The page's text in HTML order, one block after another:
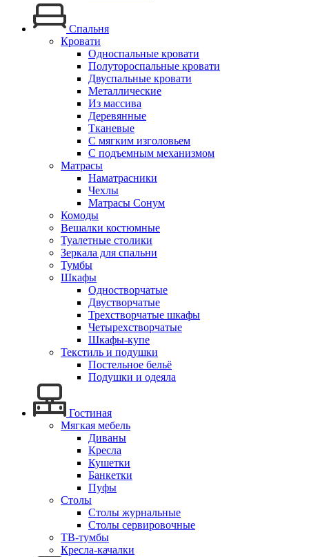
Спальня
Кровати
Односпальные кровати
Полутороспальные кровати
Двуспальные кровати
Металлические
Из массива
Деревянные
Тканевые
С мягким изголовьем
С подъемным механизмом
Матрасы
Наматрасники
Чехлы
Матрасы Сонум
Комоды
Вешалки костюмные
Туалетные столики
Зеркала для спальни
Тумбы
Шкафы
Одностворчатые
Двустворчатые
Трехстворчатые шкафы
Четырехстворчатые
Шкафы-купе
Текстиль и подушки
Постельное бельё
Подушки и одеяла
Гостиная
Мягкая мебель
Диваны
Кресла
Кушетки
Банкетки
Пуфы
Столы
Столы журнальные
Столы сервировочные
ТВ-тумбы
Кресла-качалки